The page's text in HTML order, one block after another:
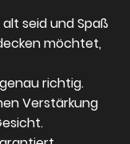
seid und Spaß
möchtet,
richtig.
Verstärkung